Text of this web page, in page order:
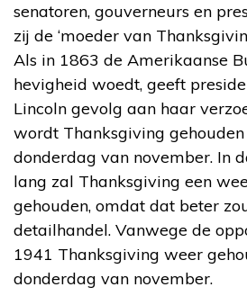
senatoren, gouverneurs en
zij de ‘moeder van
Als in 1863 de Amerikaanse
hevigheid woedt, geeft
Lincoln gevolg aan haar
wordt Thanksgiving
donderdag van november. In
lang zal Thanksgiving een
gehouden, omdat dat beter
detailhandel. Vanwege de
1941 Thanksgiving weer
donderdag van november.